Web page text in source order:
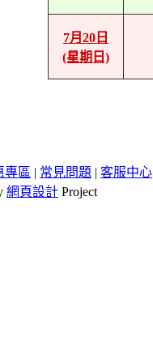
7月20日
(星期日)
專區 | 常見問題 | 客服中心
網頁設計 Project